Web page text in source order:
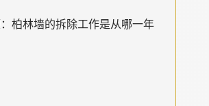
：柏林墙的拆除工作是从哪一年